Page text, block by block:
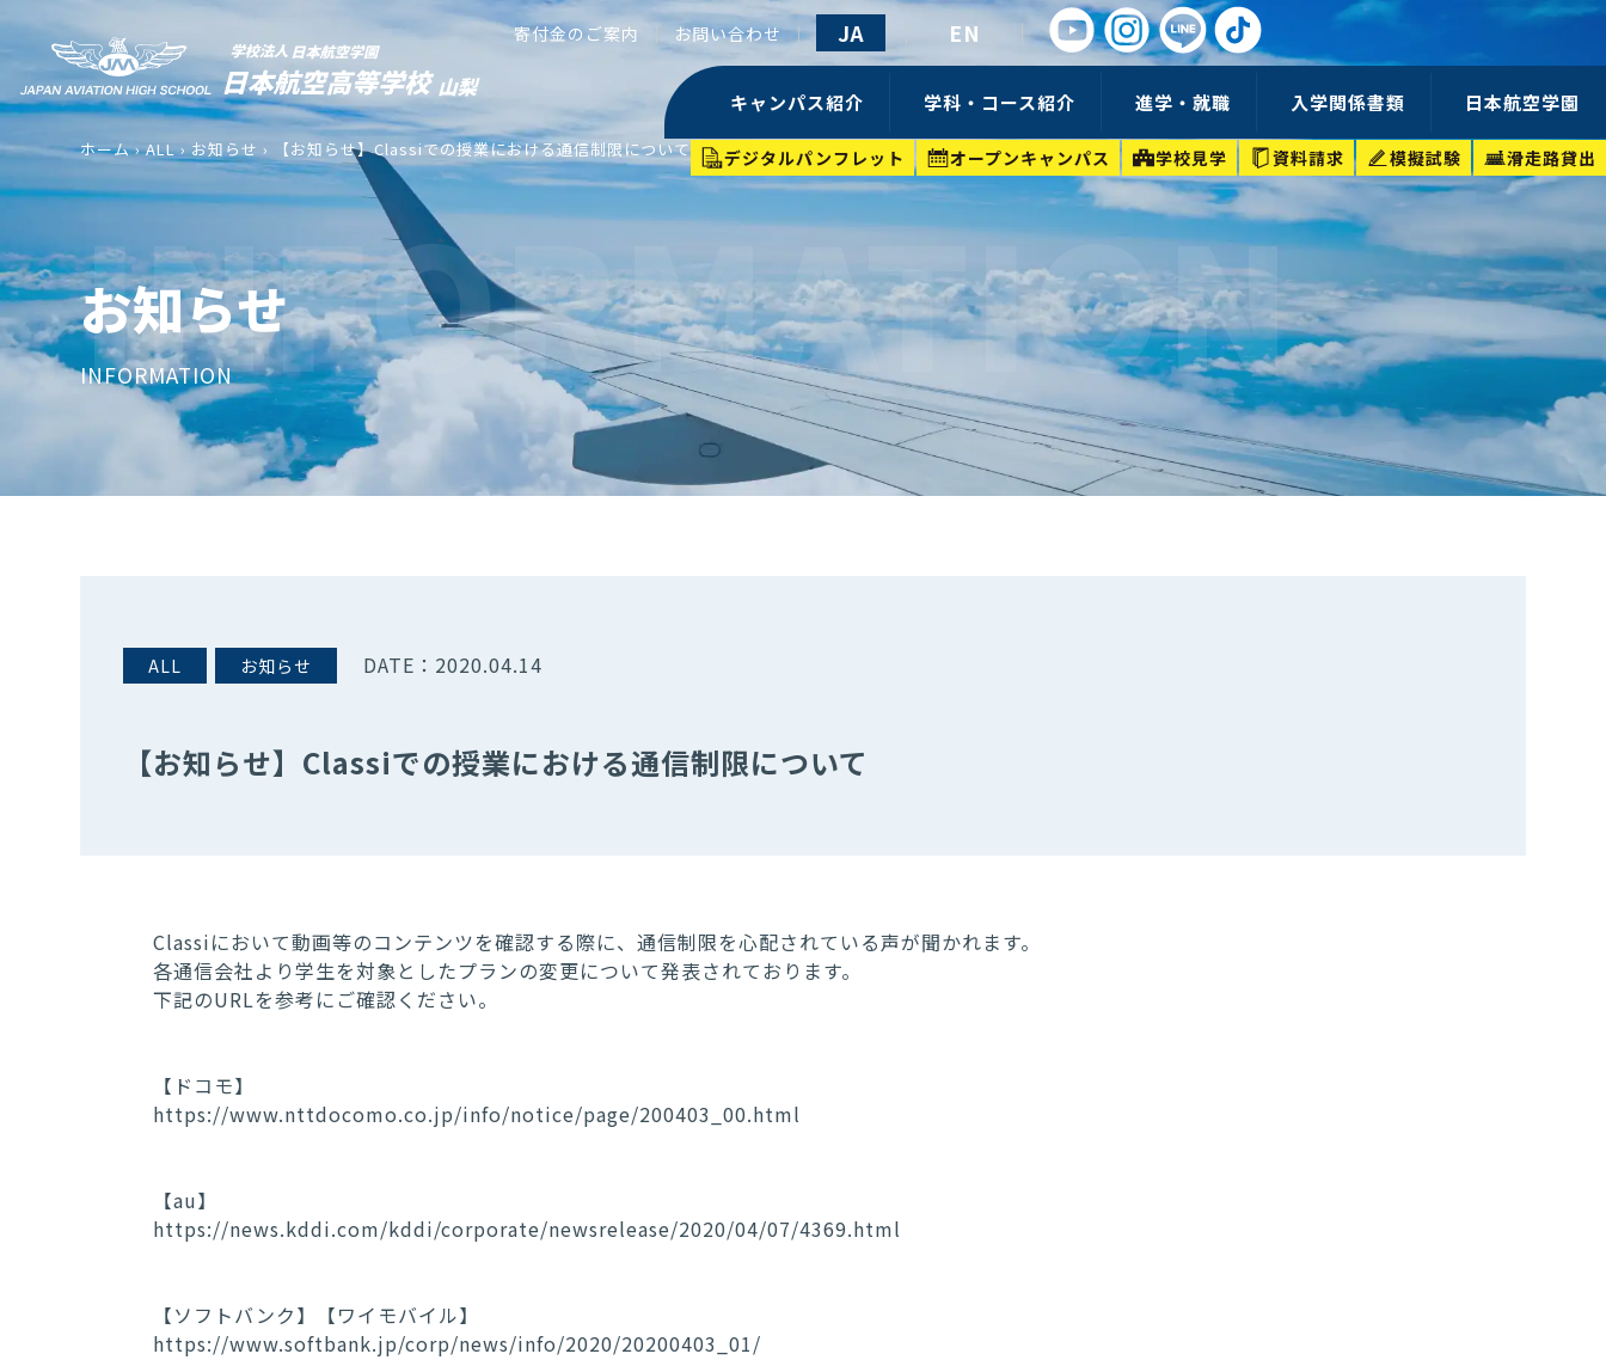
寄付金のご案内 お問い合わせ JA EN
キャンパス紹介 学科・コース紹介 進学・就職 入学関係書類 日本航空学園
デジタルパンフレット オープンキャンパス 学校見学 資料請求 模擬試験 滑走路貸出
ホーム › ALL › お知らせ › 【お知らせ】Classiでの授業における通信制限について
お知らせ
INFORMATION
INFORMATION
ALL お知らせ DATE： 2020.04.14
【お知らせ】Classiでの授業における通信制限について
Classiにおいて動画等のコンテンツを確認する際に、通信制限を心配されている声が聞かれます。
各通信会社より学生を対象としたプランの変更について発表されております。
下記のURLを参考にご確認ください。
【ドコモ】
https://www.nttdocomo.co.jp/info/notice/page/200403_00.html
【au】
https://news.kddi.com/kddi/corporate/newsrelease/2020/04/07/4369.html
【ソフトバンク】【ワイモバイル】
https://www.softbank.jp/corp/news/info/2020/20200403_01/